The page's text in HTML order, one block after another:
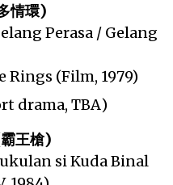
情環)
Perasa / Gelang
Rings (Film, 1979)
drama, TBA)
王槍)
si Kuda Binal